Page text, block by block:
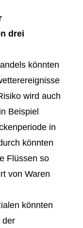
drei
könnten
wird auch
Beispiel
in
könnten
Flüssen so
von Waren
könnten
der